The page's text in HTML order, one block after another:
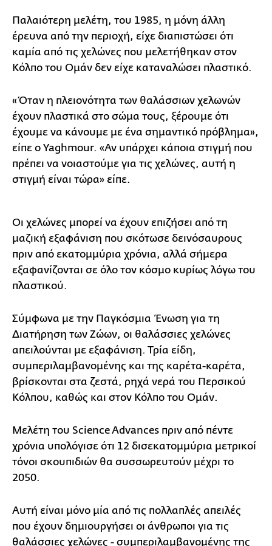
Παλαιότερη μελέτη, του 1985, η μόνη άλλη
έρευνα από την περιοχή, είχε διαπιστώσει ότι
καμία από τις χελώνες που μελετήθηκαν στον
Κόλπο του Ομάν δεν είχε καταναλώσει πλαστικό.
«Όταν η πλειονότητα των θαλάσσιων χελωνών
έχουν πλαστικά στο σώμα τους, ξέρουμε ότι
έχουμε να κάνουμε με ένα σημαντικό πρόβλημα»,
είπε ο Yaghmour. «Αν υπάρχει κάποια στιγμή που
πρέπει να νοιαστούμε για τις χελώνες, αυτή η
στιγμή είναι τώρα» είπε.
Οι χελώνες μπορεί να έχουν επιζήσει από τη
μαζική εξαφάνιση που σκότωσε δεινόσαυρους
πριν από εκατομμύρια χρόνια, αλλά σήμερα
εξαφανίζονται σε όλο τον κόσμο κυρίως λόγω του
πλαστικού.
Σύμφωνα με την Παγκόσμια Ένωση για τη
Διατήρηση των Ζώων, οι θαλάσσιες χελώνες
απειλούνται με εξαφάνιση. Τρία είδη,
συμπεριλαμβανομένης και της καρέτα-καρέτα,
βρίσκονται στα ζεστά, ρηχά νερά του Περσικού
Κόλπου, καθώς και στον Κόλπο του Ομάν.
Μελέτη του Science Advances πριν από πέντε
χρόνια υπολόγισε ότι 12 δισεκατομμύρια μετρικοί
τόνοι σκουπιδιών θα συσσωρευτούν μέχρι το
2050.
Αυτή είναι μόνο μία από τις πολλαπλές απειλές
που έχουν δημιουργήσει οι άνθρωποι για τις
θαλάσσιες χελώνες - συμπεριλαμβανομένης της